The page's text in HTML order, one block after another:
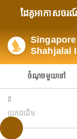
ដៃគូអាកាសចរ
Shahjalal
ចំណុចមួយទៅ
ពី
ប្រភពដើម